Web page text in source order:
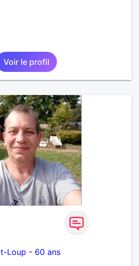
Voir le profil
Loup - 60 ans